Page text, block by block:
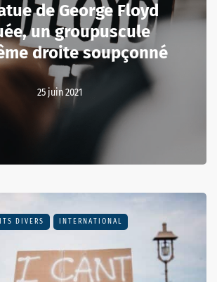
de George Floyd
un groupuscule
droite soupçonné
25 juin 2021
DIVERS INTERNATIONAL